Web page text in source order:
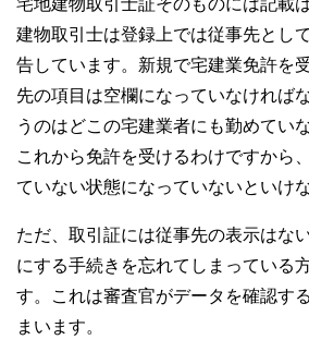
宅地建物取引士証そのものには記載
建物取引士は登録上では従事先とし
告しています。新規で宅建業免許を
先の項目は空欄になっていなければ
うのはどこの宅建業者にも勤めてい
これから免許を受けるわけですから
ていない状態になっていないといけ
ただ、取引証には従事先の表示はな
にする手続きを忘れてしまっている
す。これは審査官がデータを確認す
まいます。